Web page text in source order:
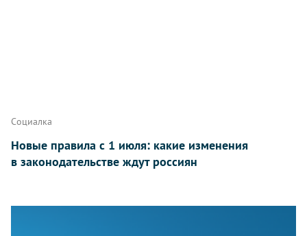
Социалка
Новые правила с 1 июля: какие изменения
в законодательстве ждут россиян